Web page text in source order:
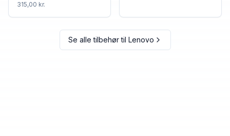
315,00 kr.
Se alle tilbehør til Lenovo